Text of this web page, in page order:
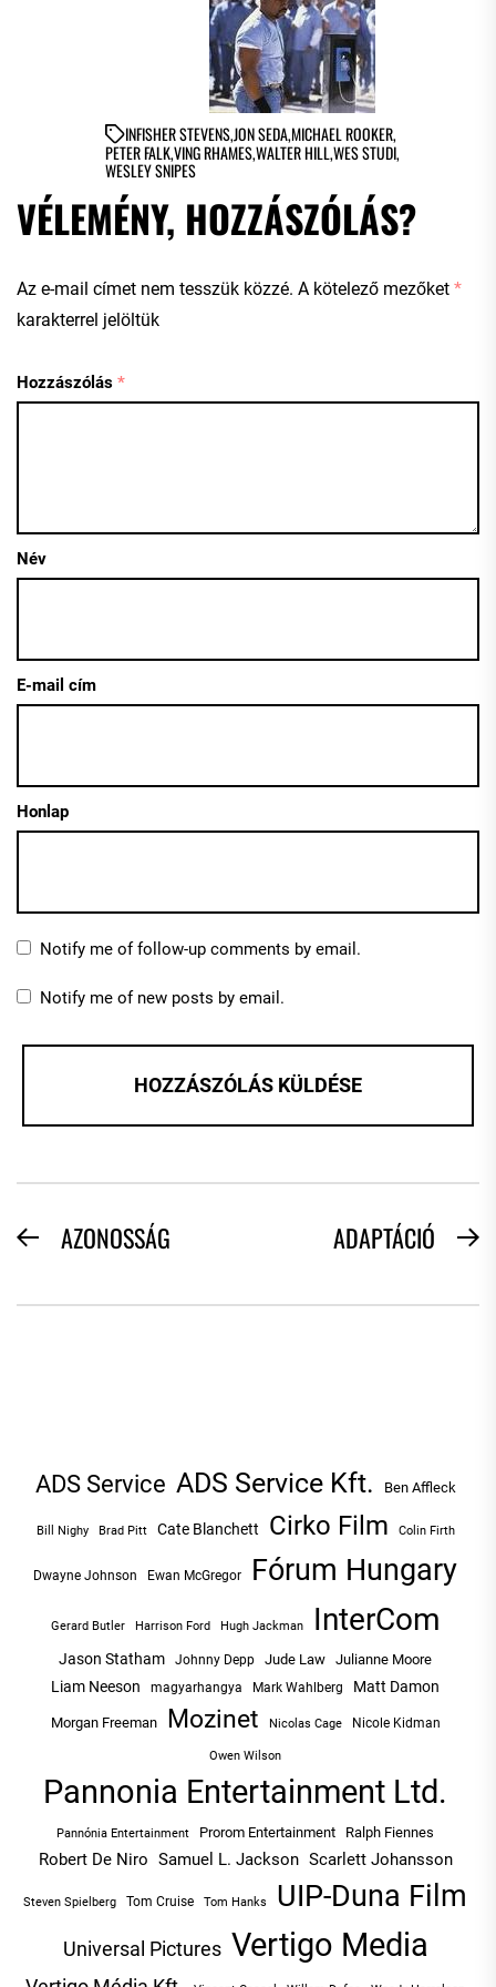
INFISHER STEVENS,JON SEDA,MICHAEL ROOKER,
PETER FALK,VING RHAMES,WALTER HILL,WES STUDI,
WESLEY SNIPES
VÉLEMÉNY, HOZZÁSZÓLÁS?
Az e-mail címet nem tesszük közzé. A kötelező mezőket *
karakterrel jelöltük
Hozzászólás *
Név
E-mail cím
Honlap
Notify me of follow-up comments by email.
Notify me of new posts by email.
BEJEGYZÉS
PreviousAZONOSSÁG ADAPTÁCIÓ
ADS Service ADS Service Kft. Ben Affleck
Bill Nighy Brad Pitt Cate Blanchett Cirko Film Colin Firth
Dwayne Johnson Ewan McGregor Fórum Hungary
Gerard Butler Harrison Ford Hugh Jackman InterCom
Jason Statham Johnny Depp Jude Law Julianne Moore
Liam Neeson magyarhangya Mark Wahlberg Matt Damon
Morgan Freeman Mozinet Nicolas Cage Nicole Kidman
Owen Wilson
Pannonia Entertainment Ltd.
Pannónia Entertainment Prorom Entertainment Ralph Fiennes
Robert De Niro Samuel L. Jackson Scarlett Johansson
Steven Spielberg Tom Cruise Tom Hanks UIP-Duna Film
Universal Pictures Vertigo Media